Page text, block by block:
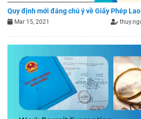
Quy định mới đáng chú ý về Giấy Phép
Mar 15, 2021